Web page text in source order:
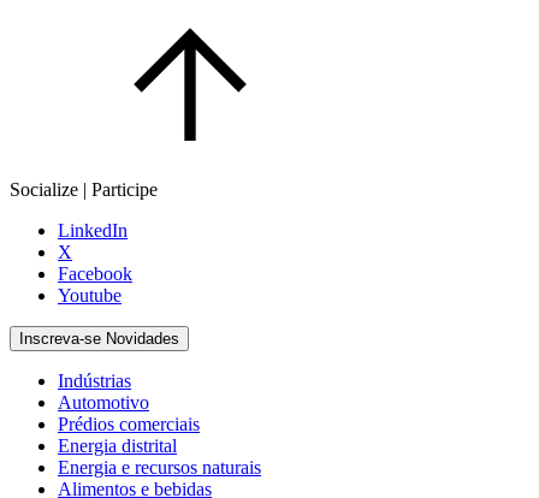
Socialize | Participe
LinkedIn
X
Facebook
Youtube
Inscreva-se Novidades
Indústrias
Automotivo
Prédios comerciais
Energia distrital
Energia e recursos naturais
Alimentos e bebidas